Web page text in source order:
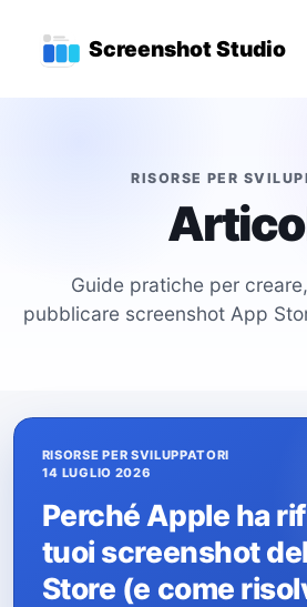
Screenshot Studio
Menu di
RISORSE PER
Guide pratiche per
pubblicare screenshot App
RISORSE PER SVILUPPATORI
14 LUGLIO 2026
Perché Apple ha
tuoi screenshot
Store (e come